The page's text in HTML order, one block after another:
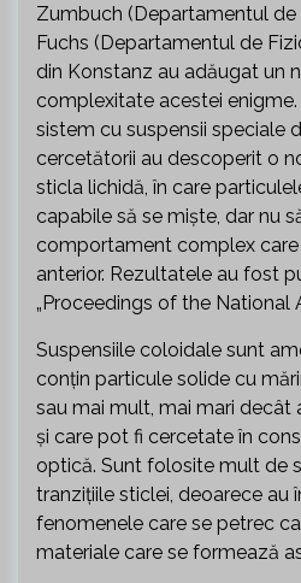
Zumbuch (Departamentul de
Fuchs (Departamentul de
din Konstanz au adăugat un
complexitate acestei
sistem cu suspensii speciale
cercetătorii au descoperit o
sticla lichidă, în care
capabile să se miște, dar nu
comportament complex
anterior. Rezultatele au fost
„Proceedings of the National
Suspensiile coloidale sunt
conțin particule solide cu
sau mai mult, mai mari
și care pot fi cercetate în
optică. Sunt folosite mult de
tranzițiile sticlei, deoarece au
fenomenele care se petrec
materiale care se formează